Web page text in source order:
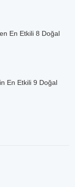
En Etkili 8 Doğal
En Etkili 9 Doğal